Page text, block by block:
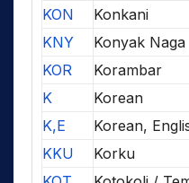
KON
Konkani
KNY
Konyak Naga
KOR
Korambar
K
Korean
K,E
Korean,
KKU
Korku